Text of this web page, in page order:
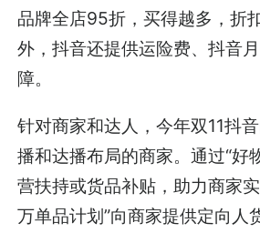
品牌全店95折，买得越多，折
外，抖音还提供运险费、抖音
障。
针对商家和达人，今年双11抖
播和达播布局的商家。通过“好
营扶持或货品补贴，助力商家
万单品计划”向商家提供定向人